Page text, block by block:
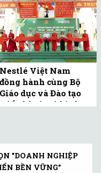
Nestlé Việt Nam
đồng hành cùng Bộ
Giáo dục và Đào tạo
triển khai mô hình
"DOANH NGHIỆP
BỀN VỮNG"